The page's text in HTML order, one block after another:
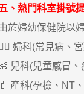
五、熱門科室掛號
婦幼保健院以婦
婦科(常見病、宮
科(兒童感冒、
科(孕檢、NT、